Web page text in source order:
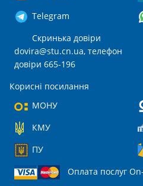
Telegram
Скринька довіри
dovira@stu.cn.ua, телефон
довіри 665-196
Корисні посилання
МОНУ
КМУ
ПУ
Оплата послуг